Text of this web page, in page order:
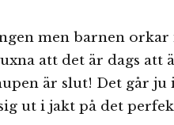
men barnen orkar
att det är dags att
är slut! Det går ju
ut i jakt på det